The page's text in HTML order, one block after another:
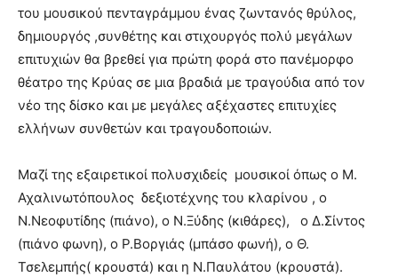
του μουσικού πενταγράμμου ένας ζωντανός θρύλος,
δημιουργός ,συνθέτης και στιχουργός πολύ μεγάλων
επιτυχιών θα βρεθεί για πρώτη φορά στο πανέμορφο
θέατρο της Κρύας σε μια βραδιά με τραγούδια από τον
νέο της δίσκο και με μεγάλες αξέχαστες επιτυχίες
ελλήνων συνθετών και τραγουδοποιών.
Μαζί της εξαιρετικοί πολυσχιδείς μουσικοί όπως ο Μ.
Αχαλινωτόπουλος δεξιοτέχνης του κλαρίνου , ο
Ν.Νεοφυτίδης (πιάνο), ο Ν.Ξύδης (κιθάρες), ο Δ.Σίντος
(πιάνο φωνη), ο Ρ.Βοργιάς (μπάσο φωνή), ο Θ.
Τσελεμπής( κρουστά) και η Ν.Παυλάτου (κρουστά).